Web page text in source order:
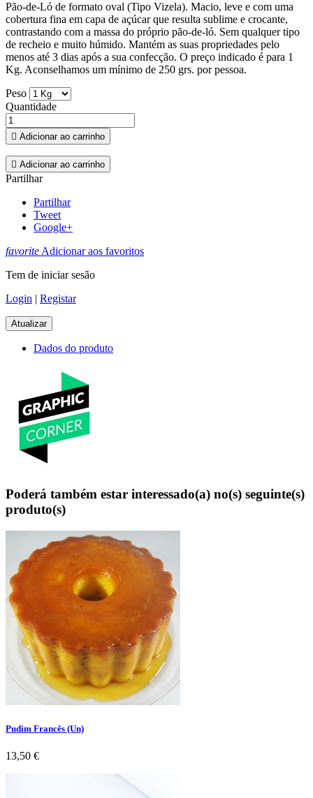
Pão-de-Ló de formato oval (Tipo Vizela). Macio, leve e com uma
cobertura fina em capa de açúcar que resulta sublime e crocante,
contrastando com a massa do próprio pão-de-ló. Sem qualquer tipo
de recheio e muito húmido. Mantém as suas propriedades pelo
menos até 3 dias após a sua confecção. O preço indicado é para 1
Kg. Aconselhamos um mínimo de 250 grs. por pessoa.
Peso
Quantidade
 Adicionar ao carrinho
 Adicionar ao carrinho
Partilhar
Partilhar
Tweet
Google+
favoriteAdicionar aos favoritos
Tem de iniciar sesão
Login | Registar
Dados do produto
Poderá também estar interessado(a) no(s) seguinte(s)
produto(s)
Pudim Francês (Un)
Preço
13,50 €